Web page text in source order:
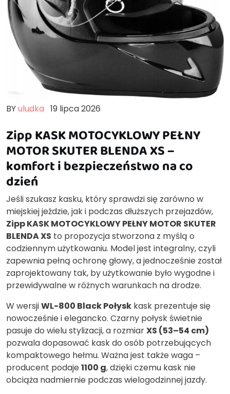
BYuludka 19 lipca 2026
Zipp KASK MOTOCYKLOWY PEŁNY
MOTOR SKUTER BLENDA XS –
komfort i bezpieczeństwo na co
dzień
Jeśli szukasz kasku, który sprawdzi się zarówno w
miejskiej jeździe, jak i podczas dłuższych przejazdów,
Zipp KASK MOTOCYKLOWY PEŁNY MOTOR SKUTER
BLENDA XS to propozycja stworzona z myślą o
codziennym użytkowaniu. Model jest integralny, czyli
zapewnia pełną ochronę głowy, a jednocześnie został
zaprojektowany tak, by użytkowanie było wygodne i
przewidywalne w różnych warunkach na drodze.
W wersjiWL-800 Black Połysk kask prezentuje się
nowocześnie i elegancko. Czarny połysk świetnie
pasuje do wielu stylizacji, a rozmiarXS (53–54 cm)
pozwala dopasować kask do osób potrzebujących
kompaktowego hełmu. Ważna jest także waga –
producent podaje1100 g, dzięki czemu kask nie
obciąża nadmiernie podczas wielogodzinnej jazdy.